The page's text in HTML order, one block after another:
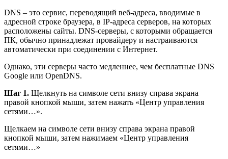
DNS – это сервис, переводящий веб-адреса, вводимые в
адресной строке браузера, в IP-адреса серверов, на которых
расположены сайты. DNS-серверы, с которыми обращается
ПК, обычно принадлежат провайдеру и настраиваются
автоматически при соединении с Интернет.
Однако, эти серверы часто медленнее, чем бесплатные DNS
Google или OpenDNS.
Шаг 1. Щелкнуть на символе сети внизу справа экрана
правой кнопкой мыши, затем нажать «Центр управления
сетями…».
Щелкаем на символе сети внизу справа экрана правой
кнопкой мыши, затем нажимаем «Центр управления
сетями…»